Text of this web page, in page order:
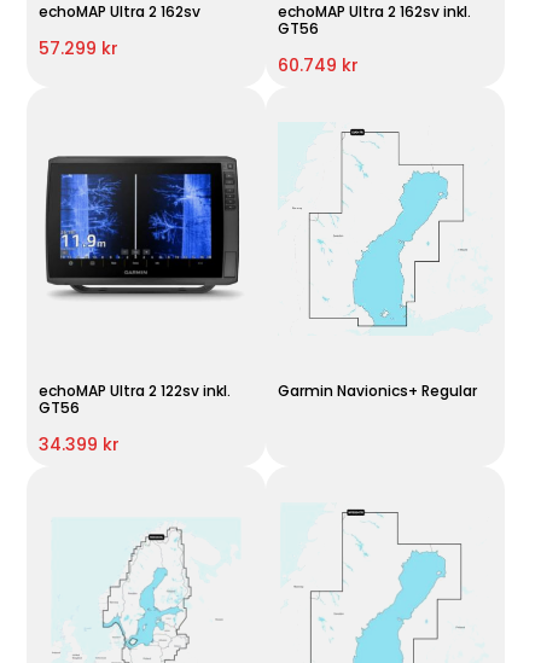
echoMAP Ultra 2 162sv
57.299 kr
echoMAP Ultra 2 162sv inkl.
GT56
60.749 kr
echoMAP Ultra 2 122sv inkl.
GT56
34.399 kr
Garmin Navionics+ Regular